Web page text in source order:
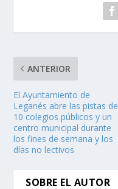
ANTERIOR
El Ayuntamiento de
Leganés abre las pistas de
10 colegios públicos y un
centro municipal durante
los fines de semana y los
días no lectivos
SOBRE EL AUTOR